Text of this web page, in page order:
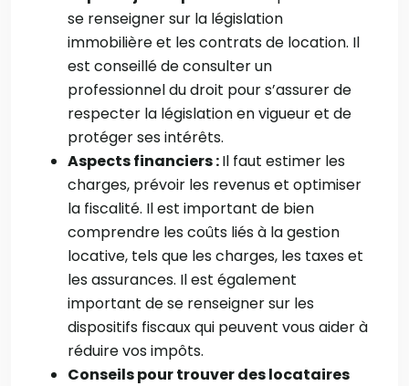
se renseigner sur la législation
immobilière et les contrats de location. Il
est conseillé de consulter un
professionnel du droit pour s’assurer de
respecter la législation en vigueur et de
protéger ses intérêts.
Aspects financiers :Il faut estimer les
charges, prévoir les revenus et optimiser
la fiscalité. Il est important de bien
comprendre les coûts liés à la gestion
locative, tels que les charges, les taxes et
les assurances. Il est également
important de se renseigner sur les
dispositifs fiscaux qui peuvent vous aider à
réduire vos impôts.
Conseils pour trouver des locataires